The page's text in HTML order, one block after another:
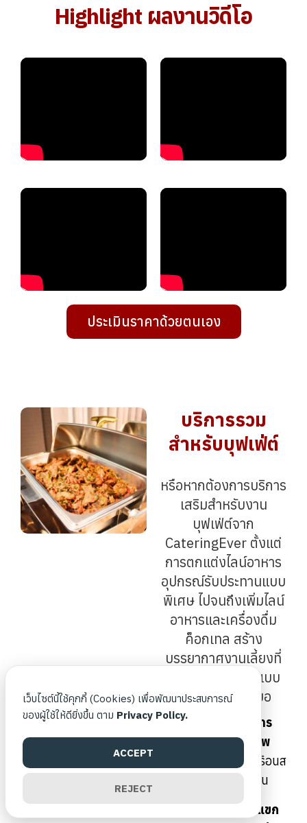
Highlight ผลงานวิดีโอ
ประเมินราคาด้วยตนเอง
บริการรวม
สำหรับบุฟเฟ่ต์
หรือหากต้องการบริการ
เสริมสำหรับงาน
บุฟเฟ่ต์จาก
CateringEver ตั้งแต่
การตกแต่งไลน์อาหาร
อุปกรณ์รับประทานแบบ
พิเศษ ไปจนถึงเพิ่มไลน์
อาหารและเครื่องดื่ม
ค็อกเทล สร้าง
บรรยากาศงานเลี้ยงที่
สวยงามสมบูรณ์แบบ
ปรึกษาเราได้เสมอ
ตกแต่งไลน์อาหาร
ด้วยผ้าคลุมสุภาพ
พร้อมภาชนะอุ่นร้อนส
แตนเลสมาตรฐาน
อุปกรณ์สำหรับแขก
เว็บไซต์นี้ใช้คุกกี้ (Cookies) เพื่อพัฒนาประสบการณ์
ของผู้ใช้ให้ดียิ่งขึ้น ตาม Privacy Policy.
ACCEPT
REJECT